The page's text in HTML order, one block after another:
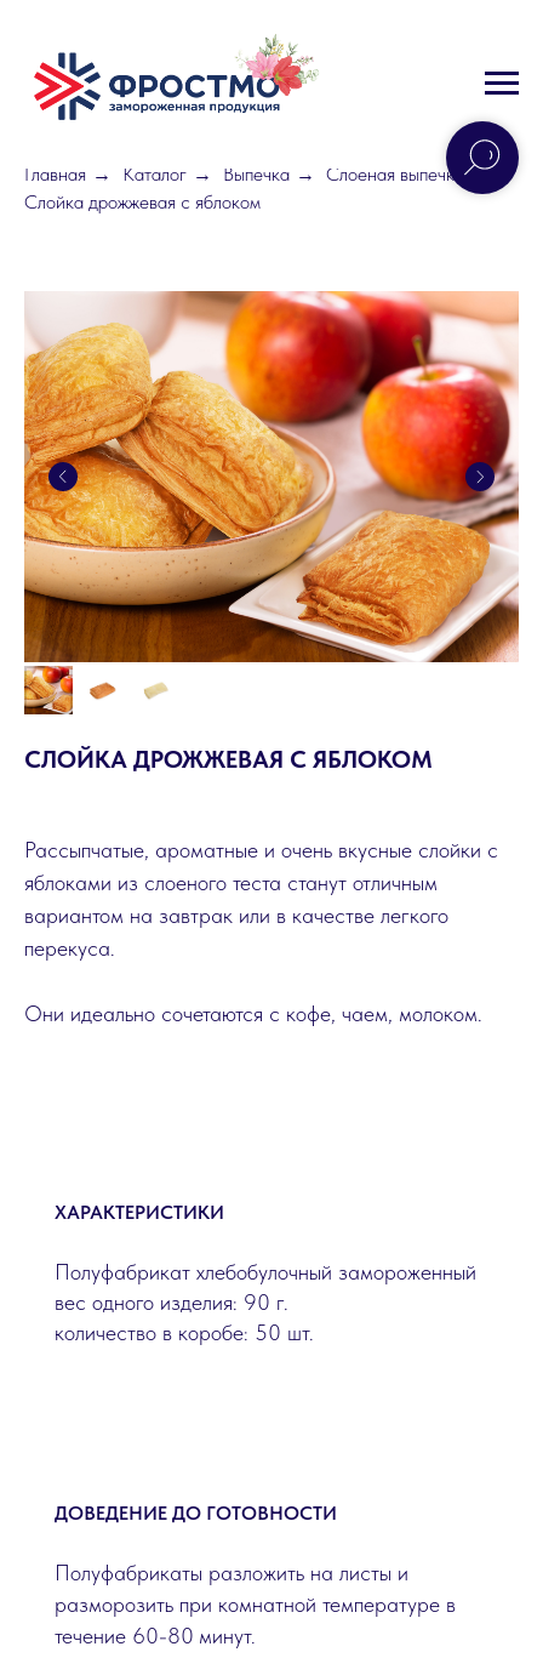
Главная → Каталог → Выпечка → Слоеная выпечка →
Слойка дрожжевая с яблоком
СЛОЙКА ДРОЖЖЕВАЯ С ЯБЛОКОМ
Рассыпчатые, ароматные и очень вкусные слойки с
яблоками из слоеного теста станут отличным
вариантом на завтрак или в качестве легкого
перекуса.
Они идеально сочетаются с кофе, чаем, молоком.
ХАРАКТЕРИСТИКИ
Полуфабрикат хлебобулочный замороженный
вес одного изделия: 90 г.
количество в коробе: 50 шт.
ДОВЕДЕНИЕ ДО ГОТОВНОСТИ
Полуфабрикаты разложить на листы и
разморозить при комнатной температуре в
течение 60-80 минут.